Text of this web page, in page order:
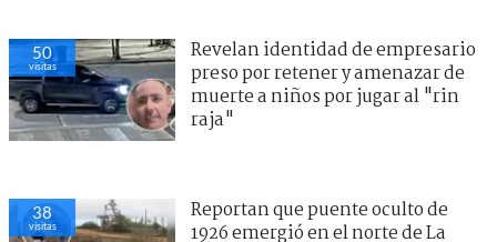
50
visitas
Revelan identidad de empresario
preso por retener y amenazar de
muerte a niños por jugar al "rin
raja"
38
visitas
Reportan que puente oculto de
1926 emergió en el norte de La